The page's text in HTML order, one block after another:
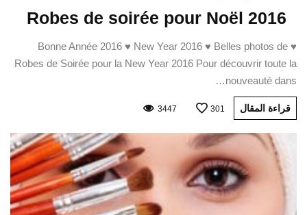
Robes de soirée pour Noël 2016
♥ Bonne Année 2016 ♥ New Year 2016 ♥ Belles photos de
Robes de Soirée pour la New Year 2016 Pour découvrir toute la
nouveauté dans…
قراءة المقال 301
3447